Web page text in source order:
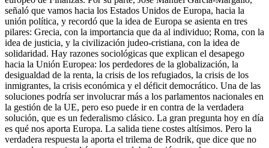
señaló que vamos hacia los Estados Unidos de Europa, hacia la
unión política, y recordó que la idea de Europa se asienta en tres
pilares: Grecia, con la importancia que da al individuo; Roma, con la
idea de justicia, y la civilización judeo-cristiana, con la idea de
solidaridad. Hay razones sociológicas que explican el desapego
hacia la Unión Europea: los perdedores de la globalización, la
desigualdad de la renta, la crisis de los refugiados, la crisis de los
inmigrantes, la crisis económica y el déficit democrático. Una de las
soluciones podría ser involucrar más a los parlamentos nacionales en
la gestión de la UE, pero eso puede ir en contra de la verdadera
solución, que es un federalismo clásico. La gran pregunta hoy en día
es qué nos aporta Europa. La salida tiene costes altísimos. Pero la
verdadera respuesta la aporta el trilema de Rodrik, que dice que no